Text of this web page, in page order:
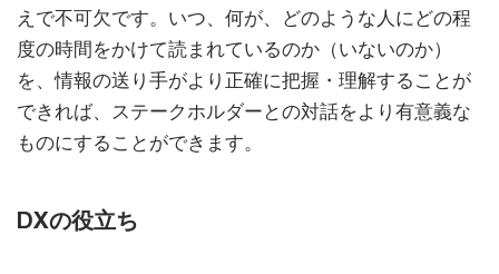
えで不可欠です。いつ、何が、どのような人にどの程
度の時間をかけて読まれているのか（いないのか）
を、情報の送り手がより正確に把握・理解することが
できれば、ステークホルダーとの対話をより有意義な
ものにすることができます。
DXの役立ち